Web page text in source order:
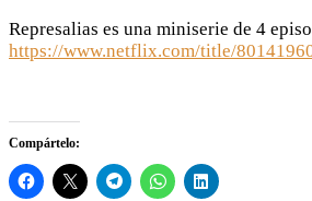
Represalias es una miniserie de 4
https://www.netflix.com/title/
Compártelo: